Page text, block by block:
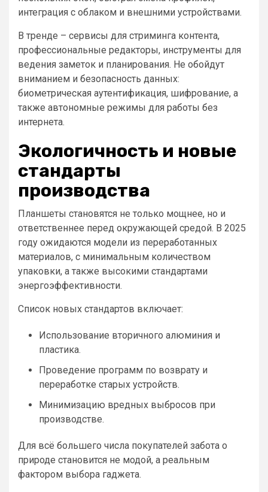
интеграция с облаком и внешними устройствами.
В тренде – сервисы для стриминга контента,
профессиональные редакторы, инструменты для
ведения заметок и планирования. Не обойдут
вниманием и безопасность данных:
биометрическая аутентификация, шифрование, а
также автономные режимы для работы без
интернета.
Экологичность и новые
стандарты
производства
Планшеты становятся не только мощнее, но и
ответственнее перед окружающей средой. В 2025
году ожидаются модели из переработанных
материалов, с минимальным количеством
упаковки, а также высокими стандартами
энергоэффективности.
Список новых стандартов включает:
Использование вторичного алюминия и
пластика.
Проведение программ по возврату и
переработке старых устройств.
Минимизацию вредных выбросов при
производстве.
Для всё большего числа покупателей забота о
природе становится не модой, а реальным
фактором выбора гаджета.